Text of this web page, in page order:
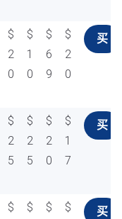
$
2
0
$
1
0
$
6
9
$
2
0
买
$
2
5
$
2
5
$
2
0
$
1
7
买
$
$
$
$
买